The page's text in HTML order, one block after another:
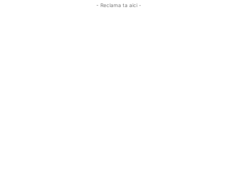
- Reclama ta aici -